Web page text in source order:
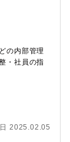
の内部管理
・社員の指
2025.02.05